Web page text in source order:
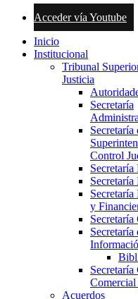
Acceder vía Youtube
Inicio
Institucional
Tribunal
Justicia
Secretaría
Secretaría
Control
Secretaría
Secretaría
Secretaría
y
Secretaría
Acuerdos